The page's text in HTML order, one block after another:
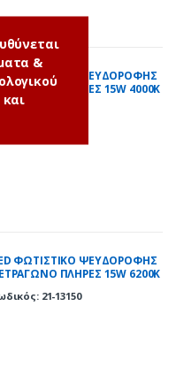
ΦΩΤΙΣΤΙΚΟ ΨΕΥΔΟΡΟΦΗΣ
ΠΛΗΡΕΣ 15W 4000K
ΛΕΥΚΟ
21-13151
ΦΩΤΙΣΤΙΚΟ ΨΕΥΔΟΡΟΦΗΣ
ΠΛΗΡΕΣ 15W 6200K
21-13150
&